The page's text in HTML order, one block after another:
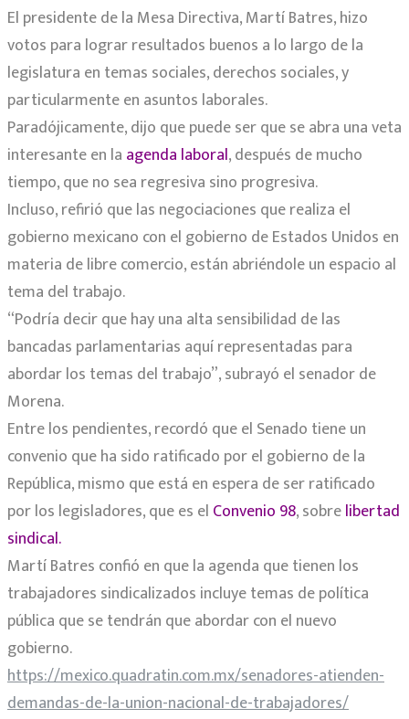
El presidente de la Mesa Directiva, Martí Batres, hizo
votos para lograr resultados buenos a lo largo de la
legislatura en temas sociales, derechos sociales, y
particularmente en asuntos laborales.
Paradójicamente, dijo que puede ser que se abra una veta
interesante en la agenda laboral, después de mucho
tiempo, que no sea regresiva sino progresiva.
Incluso, refirió que las negociaciones que realiza el
gobierno mexicano con el gobierno de Estados Unidos en
materia de libre comercio, están abriéndole un espacio al
tema del trabajo.
“Podría decir que hay una alta sensibilidad de las
bancadas parlamentarias aquí representadas para
abordar los temas del trabajo”, subrayó el senador de
Morena.
Entre los pendientes, recordó que el Senado tiene un
convenio que ha sido ratificado por el gobierno de la
República, mismo que está en espera de ser ratificado
por los legisladores, que es el Convenio 98, sobrelibertad
sindical.
Martí Batres confió en que la agenda que tienen los
trabajadores sindicalizados incluye temas de política
pública que se tendrán que abordar con el nuevo
gobierno.
https://mexico.quadratin.com.mx/senadores-atienden-
demandas-de-la-union-nacional-de-trabajadores/